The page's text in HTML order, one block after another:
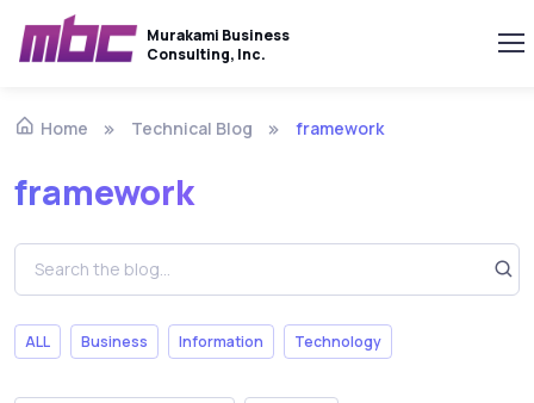
Murakami Business
Consulting, Inc.
Home Technical Blog framework
framework
ALL Business Information Technology